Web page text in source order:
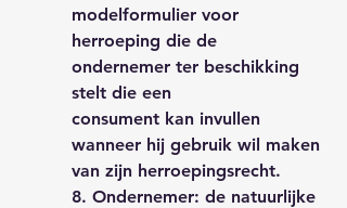
modelformulier voor
herroeping die de
ondernemer ter beschikking
stelt die een
consument kan invullen
wanneer hij gebruik wil maken
van zijn herroepingsrecht.
8. Ondernemer: de natuurlijke